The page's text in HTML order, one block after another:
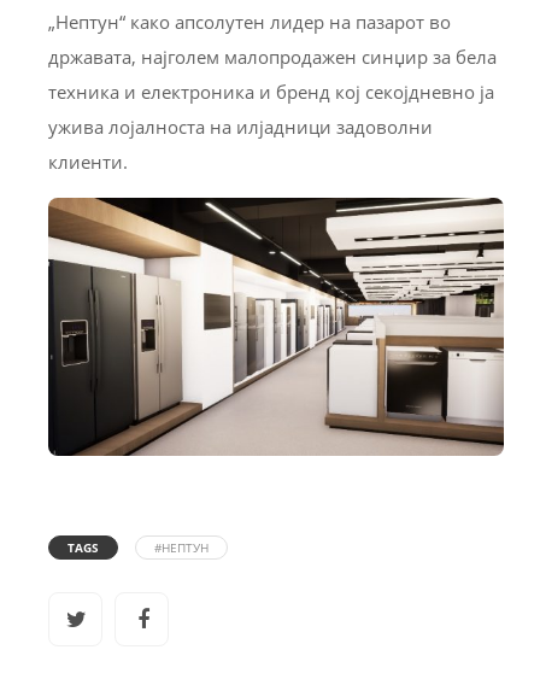
„Нептун“ како апсолутен лидер на пазарот во
државата, најголем малопродажен синџир за бела
техника и електроника и бренд кој секојдневно ја
ужива лојалноста на илјадници задоволни
клиенти.
TAGS #НЕПТУН